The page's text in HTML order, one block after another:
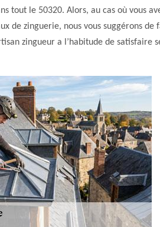
tout le 50320. Alors, au cas où vous
de zinguerie, nous vous suggérons
zingueur a l’habitude de satisfaire